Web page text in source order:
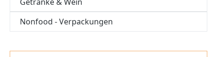
Nonfood - Verpackungen